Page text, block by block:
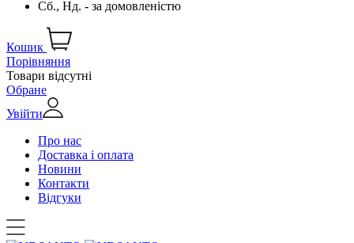
Сб., Нд. - за домовленістю
Кошик
Порівняння
Товари відсутні
Обране
Увійти
Про нас
Доставка і оплата
Новини
Контакти
Відгуки